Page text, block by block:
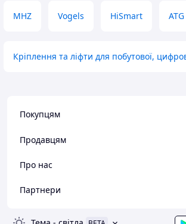
MHZ Vogels HiSmart ATG
Кріплення та ліфти для побутової,
Покупцям
Продавцям
Про нас
Партнери